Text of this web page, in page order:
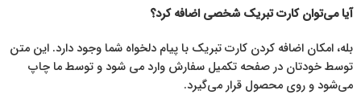
آیا می‌توان کارت تبریک شخصی اضافه کرد؟
بله، امکان اضافه کردن کارت تبریک با پیام دلخواه شما وجود دارد. این متن
توسط خودتان در صفحه تکمیل سفارش وارد می شود و توسط ما چاپ
می‌شود و روی محصول قرار می‌گیرد.